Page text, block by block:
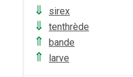
⇓
sirex
⇓ tenthrède
⇑ bande
⇑ larve